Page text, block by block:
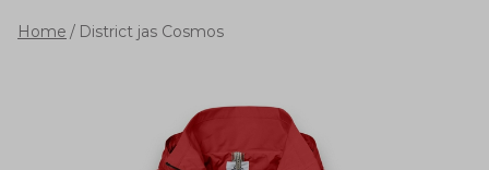
District
Cosmos
Home District jas Cosmos